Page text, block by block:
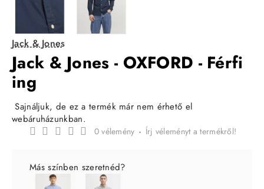
Jack & Jones
Jack & Jones - OXFORD - Férfi
ing
Sajnáljuk, de ez a termék már nem érhető el
webáruházunkban.
0 vélemény - Írj véleményt a termékről!
Más színben szeretnéd?